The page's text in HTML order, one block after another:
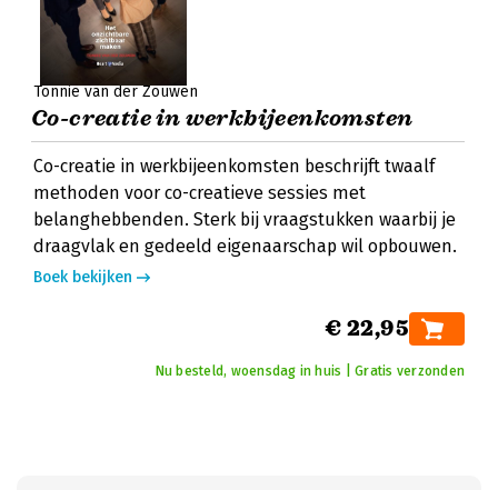
Tonnie van der Zouwen
Co-creatie in werkbijeenkomsten
Co-creatie in werkbijeenkomsten beschrijft twaalf
methoden voor co-creatieve sessies met
belanghebbenden. Sterk bij vraagstukken waarbij je
draagvlak en gedeeld eigenaarschap wil opbouwen.
Boek bekijken
€ 22,95
Nu besteld, woensdag in huis | Gratis verzonden